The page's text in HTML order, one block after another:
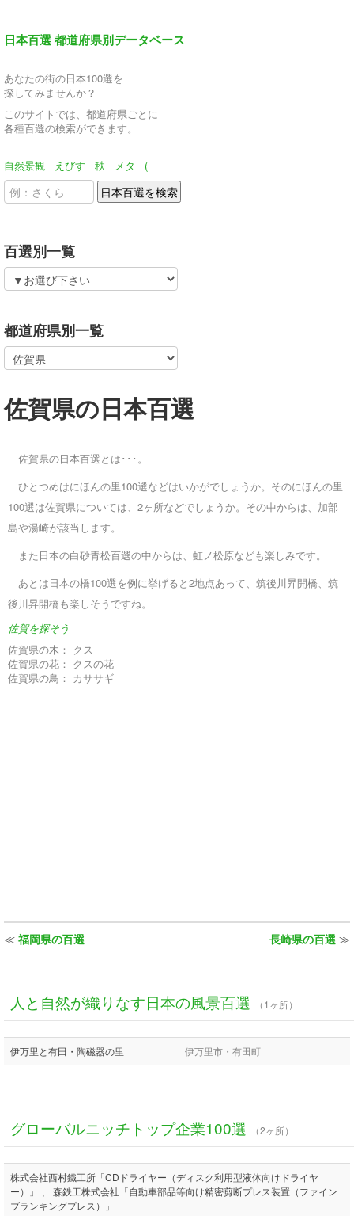
日本百選 都道府県別データベース
あなたの街の日本100選を
探してみませんか？
このサイトでは、都道府県ごとに
各種百選の検索ができます。
自然景観 えびす 秩 メタ (
百選別一覧
都道府県別一覧
佐賀県の日本百選
佐賀県の日本百選とは･･･。
ひとつめはにほんの里100選などはいかがでしょうか。そのにほんの里
100選は佐賀県については、2ヶ所などでしょうか。その中からは、加部
島や湯崎が該当します。
また日本の白砂青松百選の中からは、虹ノ松原なども楽しみです。
あとは日本の橋100選を例に挙げると2地点あって、筑後川昇開橋、筑
後川昇開橋も楽しそうですね。
佐賀を探そう
佐賀県の木： クス
佐賀県の花： クスの花
佐賀県の鳥： カササギ
≪ 福岡県の百選 長崎県の百選 ≫
人と自然が織りなす日本の風景百選 （1ヶ所）
伊万里と有田・陶磁器の里 伊万里市・有田町
グローバルニッチトップ企業100選 （2ヶ所）
株式会社西村鐵工所「CDドライヤー（ディスク利用型液体向けドライヤ
ー）」 、 森鉄工株式会社「自動車部品等向け精密剪断プレス装置（ファイン
ブランキングプレス）」